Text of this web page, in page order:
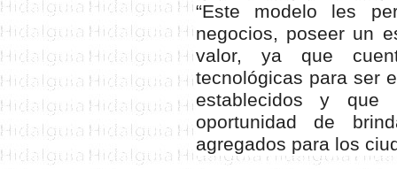
“Este modelo les
negocios, poseer un
valor, ya que
tecnológicas para ser
establecidos y
oportunidad de
agregados para los